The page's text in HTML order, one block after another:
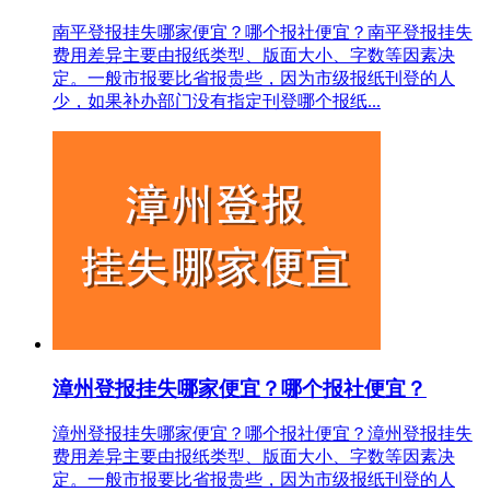
南平登报挂失哪家便宜？哪个报社便宜？南平登报挂失
费用差异主要由报纸类型、版面大小、字数等因素决
定。一般市报要比省报贵些，因为市级报纸刊登的人
少，如果补办部门没有指定刊登哪个报纸...
漳州登报挂失哪家便宜？哪个报社便宜？
漳州登报挂失哪家便宜？哪个报社便宜？漳州登报挂失
费用差异主要由报纸类型、版面大小、字数等因素决
定。一般市报要比省报贵些，因为市级报纸刊登的人